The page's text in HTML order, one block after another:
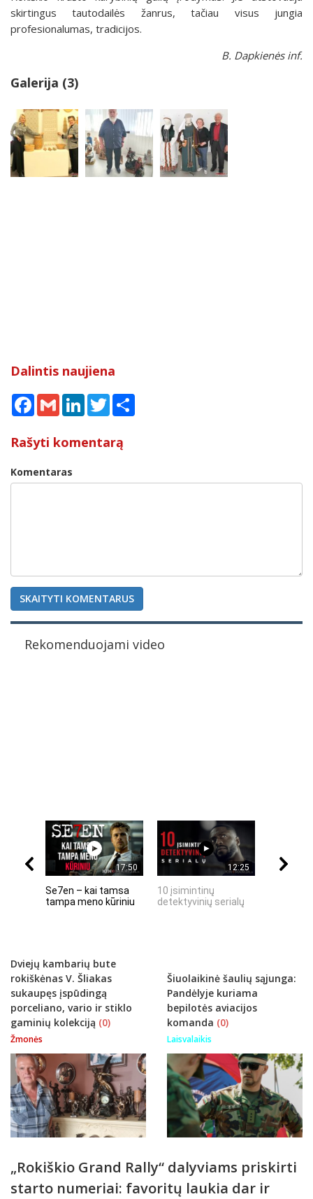
skirtingus tautodailės žanrus, tačiau visus jungia
profesionalumas, tradicijos.
B. Dapkienės inf.
Galerija (3)
Dalintis naujiena
FacebookGmail LinkedInTwitter
Rašyti komentarą
Komentaras
SKAITYTI KOMENTARUS
Rekomenduojami video
17:50
Se7en – kai tamsa
tampa meno kūriniu
12:25
10 įsimintinų
detektyvinių serialų
Dviejų kambarių bute
rokiškėnas V. Šliakas
sukaupęs įspūdingą
porceliano, vario ir stiklo
gaminių kolekciją (0)
Žmonės
Šiuolaikinė šaulių sąjunga:
Pandėlyje kuriama
bepilotės aviacijos
komanda (0)
Laisvalaikis
„Rokiškio Grand Rally“ dalyviams priskirti
starto numeriai: favoritų laukia dar ir